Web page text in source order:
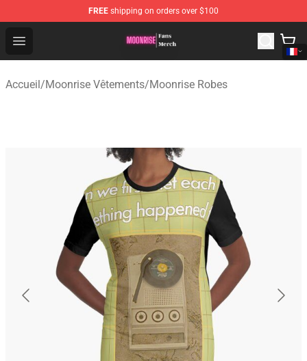
FREE shipping on orders over $100
Open menu
Moonrise Store - Official Moonrise Merchandise Shop
Accueil/Moonrise Vêtements/Moonrise Robes